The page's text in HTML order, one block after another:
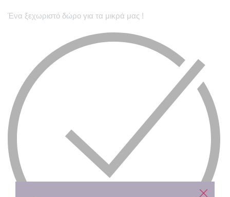
Ένα ξεχωριστό δώρο για τα μικρά μας !